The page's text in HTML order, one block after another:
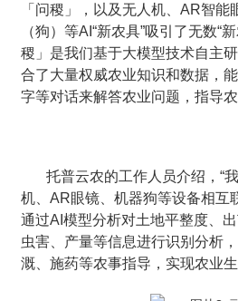
「问稷」，以及无人机、AR智能
（狗）等AI“新农具”吸引了无数“
稷」是我们基于大模型技术自主
合了大量权威农业知识和数据，
字等对话来解答农业问题，指导
托普云农的工作人员介绍，“
机、AR眼镜、机器狗等设备相互
通过AI模型分析对土地平整度、
虫害、产量等信息进行识别分析
溉、施药等农事指导，实现农业